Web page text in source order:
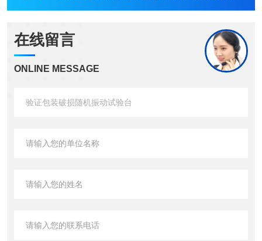
在线留言
ONLINE MESSAGE